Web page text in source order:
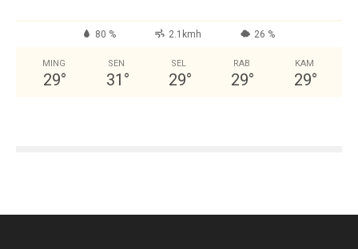
80 % 2.1kmh 26 %
MING
29°
SEN
31 °
SEL
29°
RAB
29°
KAM
29°